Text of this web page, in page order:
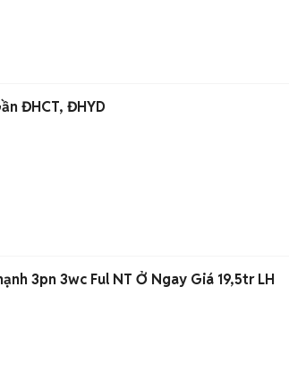
ĐHCT, ĐHYD
3pn 3wc Ful NT Ở Ngay Giá 19,5tr LH